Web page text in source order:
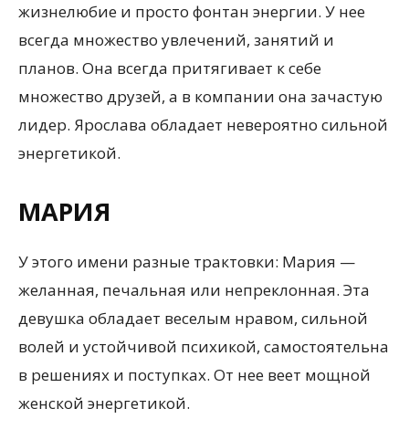
жизнелюбие и просто фонтан энергии. У нее
всегда множество увлечений, занятий и
планов. Она всегда притягивает к себе
множество друзей, а в компании она зачастую
лидер. Ярослава обладает невероятно сильной
энергетикой.
МАРИЯ
У этого имени разные трактовки: Мария —
желанная, печальная или непреклонная. Эта
девушка обладает веселым нравом, сильной
волей и устойчивой психикой, самостоятельна
в решениях и поступках. От нее веет мощной
женской энергетикой.